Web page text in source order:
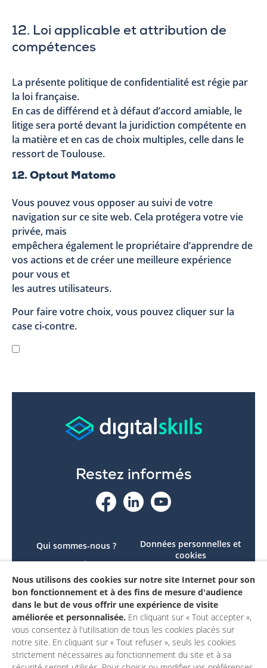
12. Loi applicable et attribution de
compétences
La présente politique de confidentialité est régie par
la loi française.
En cas de différend et à défaut d’accord amiable, le
litige sera porté devant la juridiction compétente en
la matière et en cas de choix multiples, celle dans le
ressort de Toulouse.
12. Optout Matomo
Vous pouvez vous opposer au suivi de votre
navigation sur ce site web. Cela protégera votre vie
privée, mais
empêchera également le propriétaire d’apprendre de
vos actions et de créer une meilleure expérience
pour vous et
les autres utilisateurs.
Pour faire votre choix, vous pouvez cliquer sur la
case ci-contre.
Restez informés
Qui sommes-nous ?
Le projet
Contactez-nous
Mon compte
Données personnelles et
cookies
conforme
Mentions légales
Nous utilisons des cookies sur notre site Internet pour son
bon fonctionnement et à des fins de mesure d'audience
dans le but de vous offrir une expérience de visite
améliorée et personnalisée. En cliquant sur « Tout accepter »,
vous consentez à l'utilisation de tous les cookies placés sur
notre site. En cliquant sur « Tout refuser », seuls les cookies
strictement nécessaires au fonctionnement du site et à sa